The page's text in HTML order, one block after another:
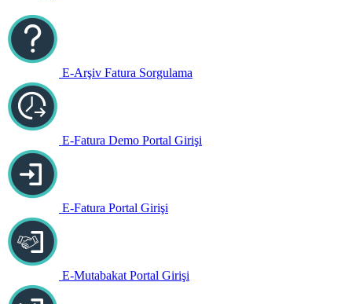
E-Arşiv Fatura Sorgulama
E-Fatura Demo Portal Girişi
E-Fatura Portal Girişi
E-Mutabakat Portal Girişi